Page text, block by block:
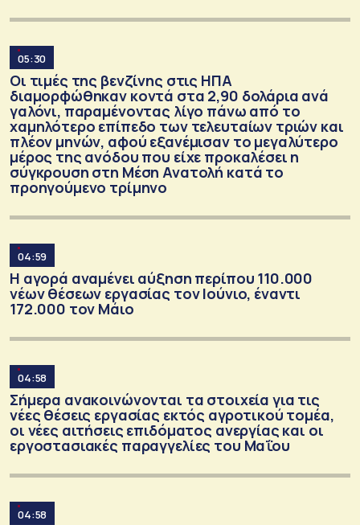
05:30
Οι τιμές της βενζίνης στις ΗΠΑ
διαμορφώθηκαν κοντά στα 2,90 δολάρια ανά
γαλόνι, παραμένοντας λίγο πάνω από το
χαμηλότερο επίπεδο των τελευταίων τριών και
πλέον μηνών, αφού εξανέμισαν το μεγαλύτερο
μέρος της ανόδου που είχε προκαλέσει η
σύγκρουση στη Μέση Ανατολή κατά το
προηγούμενο τρίμηνο
04:59
Η αγορά αναμένει αύξηση περίπου 110.000
νέων θέσεων εργασίας τον Ιούνιο, έναντι
172.000 τον Μάιο
04:58
Σήμερα ανακοινώνονται τα στοιχεία για τις
νέες θέσεις εργασίας εκτός αγροτικού τομέα,
οι νέες αιτήσεις επιδόματος ανεργίας και οι
εργοστασιακές παραγγελίες του Μαΐου
04:58